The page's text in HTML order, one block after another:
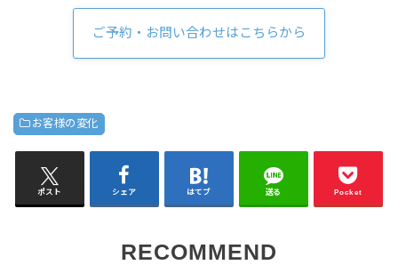
ご予約・お問い合わせはこちらから
お客様の変化
ポスト シェア はてブ 送る Pocket
RECOMMEND